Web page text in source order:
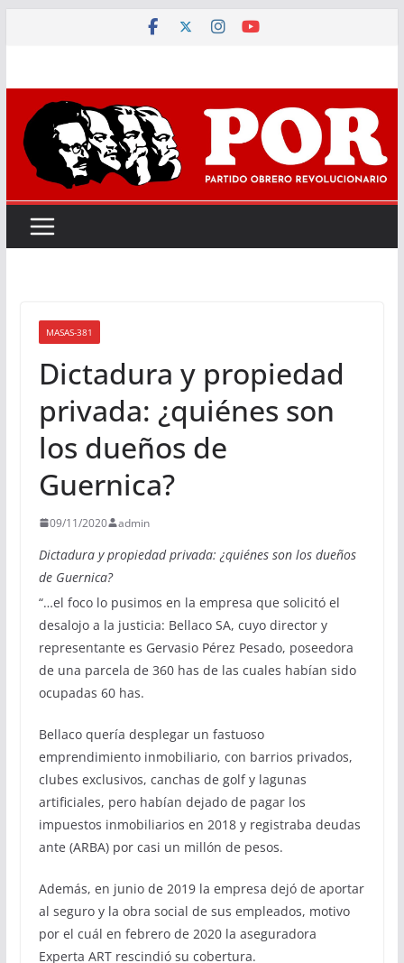
MASAS-381
Dictadura y propiedad
privada: ¿quiénes son
los dueños de
Guernica?
09/11/2020 admin
Dictadura y propiedad privada: ¿quiénes son los dueños
de Guernica?
“…el foco lo pusimos en la empresa que solicitó el
desalojo a la justicia: Bellaco SA, cuyo director y
representante es Gervasio Pérez Pesado, poseedora
de una parcela de 360 has de las cuales habían sido
ocupadas 60 has.
Bellaco quería desplegar un fastuoso
emprendimiento inmobiliario, con barrios privados,
clubes exclusivos, canchas de golf y lagunas
artificiales, pero habían dejado de pagar los
impuestos inmobiliarios en 2018 y registraba deudas
ante (ARBA) por casi un millón de pesos.
Además, en junio de 2019 la empresa dejó de aportar
al seguro y la obra social de sus empleados, motivo
por el cuál en febrero de 2020 la aseguradora
Experta ART rescindió su cobertura.